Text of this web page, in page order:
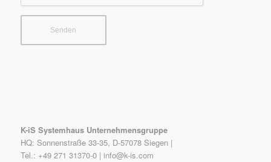
K-iS Systemhaus Unternehmensgruppe
HQ: Sonnenstraße 33-35, D-57078 Siegen |
Tel.: +49 271 31370-0 | info@k-is.com